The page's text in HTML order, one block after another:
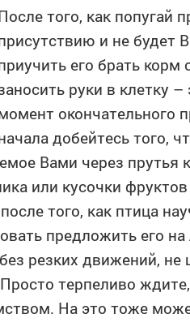
того, как попугай
и не будет
его брать
руки в клетку
окончательного
добейтесь того,
Вами через прутья
или кусочки
того, как птица
предложить его
резких движений, не
терпеливо
На это тоже